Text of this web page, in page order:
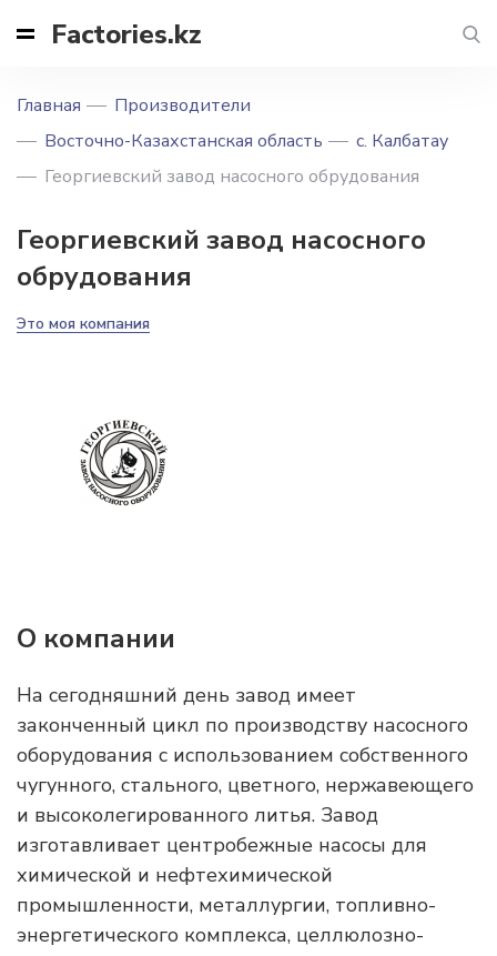
Factories.kz
Главная
Производители
Восточно-Казахстанская область
с. Калбатау
Георгиевский завод насосного обрудования
Георгиевский завод насосного
обрудования
Это моя компания
О компании
На сегодняшний день завод имеет
законченный цикл по производству насосного
оборудования с использованием собственного
чугунного, стального, цветного, нержавеющего
и высоколегированного литья. Завод
изготавливает центробежные насосы для
химической и нефтехимической
промышленности, металлургии, топливно-
энергетического комплекса, целлюлозно-